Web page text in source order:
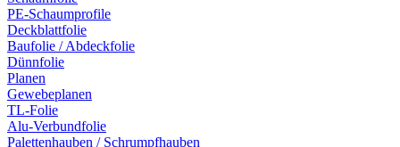
PE-Schaumprofile
Deckblattfolie
Baufolie / Abdeckfolie
Dünnfolie
Planen
Gewebeplanen
TL-Folie
Alu-Verbundfolie
Palettenhauben / Schrumpfhauben